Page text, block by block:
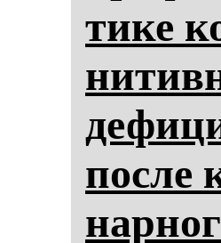
ти­ке
пос­ле